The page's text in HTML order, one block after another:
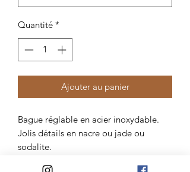
Quantité *
Ajouter au panier
Bague réglable en acier inoxydable.
Jolis détails en nacre ou jade ou
sodalite.